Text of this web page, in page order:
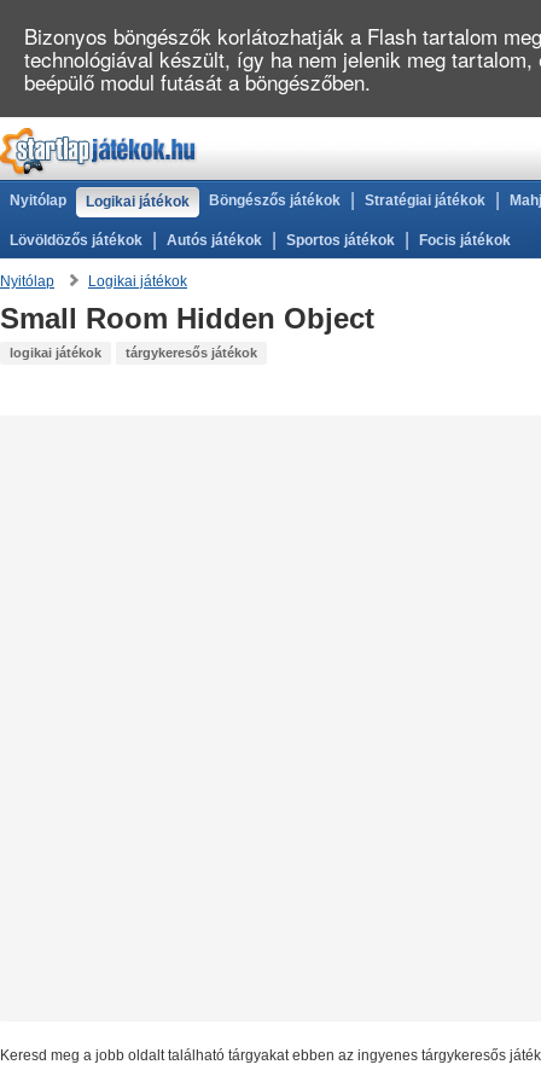
Nyitólap Logikai játékok Böngészős játékok Stratégiai játékok
Lövöldözős játékok Autós játékok Sportos játékok Focis játékok
Nyitólap Logikai játékok
Small Room Hidden Object
logikai játékok tárgykeresős játékok
Keresd meg a jobb oldalt található tárgyakat ebben az ingyenes tárgykeresős
Bizonyos böngészők korlátozhatják a Flash tartalom
technológiával készült, így ha nem jelenik meg
beépülő modul futását a böngészőben.